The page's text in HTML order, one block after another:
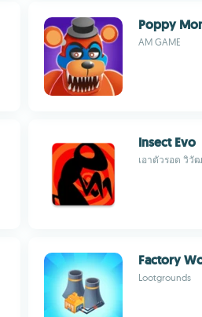
Poppy
AM GAME
Insect Evo
เอาตัวรอด วิวั
Factory
Lootgrounds